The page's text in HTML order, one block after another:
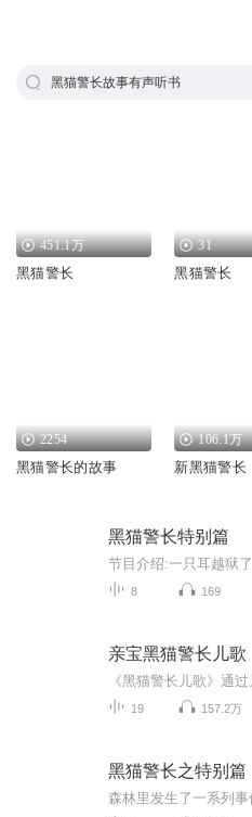
黑猫警长故事有声听书
451.1万
黑猫警长
31
黑猫警长
2254
黑猫警长的故事
106.1万
新黑猫警长
黑猫警长特别篇
8 169
亲宝黑猫警长儿歌
19 157.2万
黑猫警长之特别篇